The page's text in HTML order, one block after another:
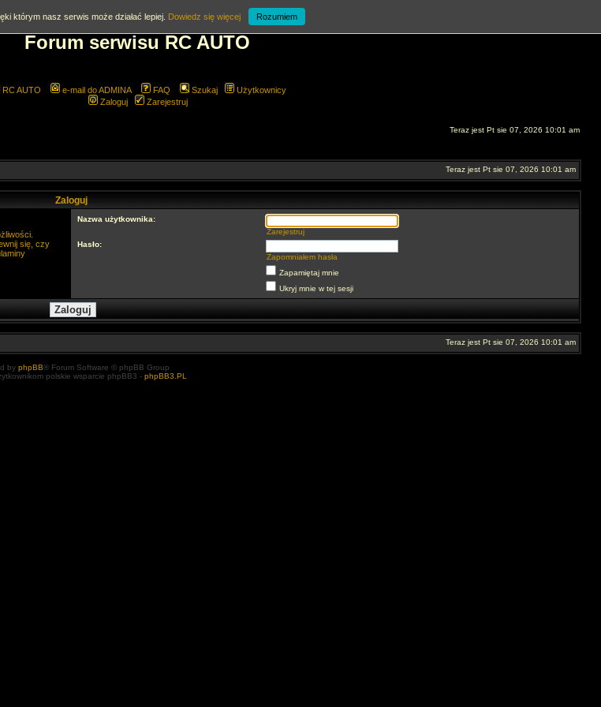
Forum serwisu RC AUTO
RC AUTO e-mail do ADMINA FAQ Szukaj
Użytkownicy
Zaloguj
Zarejestruj
Teraz jest Pt sie 07, 2026 10:01 am
Teraz jest Pt sie 07, 2026 10:01 am
Zaloguj
się, czy
Nazwa użytkownika:
Zarejestruj
Hasło:
Zapomniałem hasła
Zapamiętaj mnie
Ukryj mnie w tej sesji
Teraz jest Pt sie 07, 2026 10:01 am
by phpBB® Forum Software © phpBB Group
polskie wsparcie phpBB3 - phpBB3.PL
którym nasz serwis może działać lepiej. Dowiedz się więcej Rozumiem